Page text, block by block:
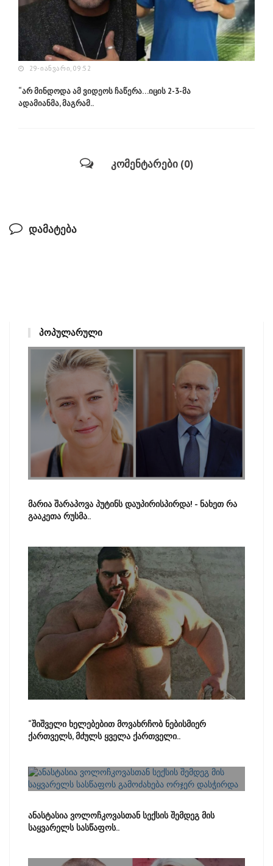
29-ᲘᲐᲜᲕᲐᲠᲘ, 09:52
“არ მინდოდა ამ ვიდეოს ჩაწერა…იცის 2-3-მა
ადამიანმა, მაგრამ..
კომენტარები (0)
დამატება
ᲞᲝᲞᲣᲚᲐᲠᲣᲚᲘ
მარია შარაპოვა პუტინს დაუპირისპირდა! - ნახეთ რა
გააკეთა რუსმა..
“შიშველი ხელებებით მოვახრჩობ ნებისმიერ
ქართველს, მძულს ყველა ქართველი..
ანასტასია ვოლოჩკოვასთან სექსის შემდეგ მის
საყვარელს სასწაფოს..